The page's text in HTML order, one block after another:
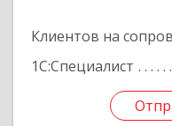
Клиентов на
1С:Специалист